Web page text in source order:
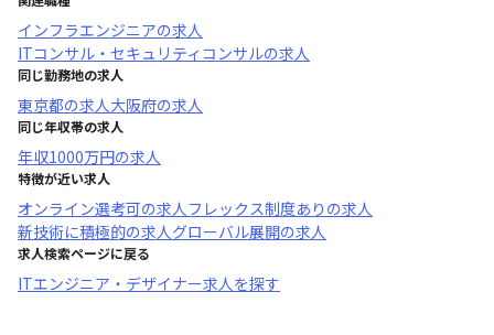
インフラエンジニアの求人
ITコンサル・セキュリティコンサルの求人
同じ勤務地の求人
東京都の求人大阪府の求人
同じ年収帯の求人
年収1000万円の求人
特徴が近い求人
オンライン選考可の求人フレックス制度あり の求人
新技術に積極的の求人グローバル展開の求人
求人検索ページに戻る
ITエンジニア・デザイナー求人を探す